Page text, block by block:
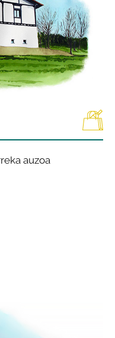
auzoa